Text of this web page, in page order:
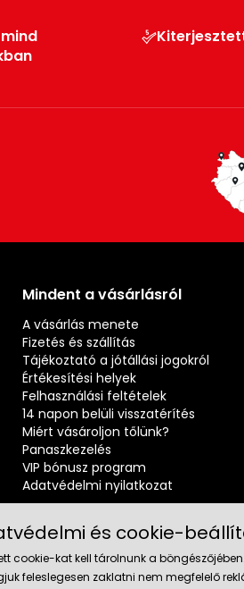
mind
Mindent a vásárlásról
A vásárlás menete
Fizetés és szállítás
Tájékoztató a jótállási jogokról
Értékesítési helyek
Felhasználási feltételek
14 napon belüli visszatérítés
Miért vásároljon tőlünk?
Panaszkezelés
VIP bónusz program
Adatvédelmi nyilatkozat
és cookie-
cookie-kat kell tárolnunk a
feleslegesen zaklatni nem megfelelő